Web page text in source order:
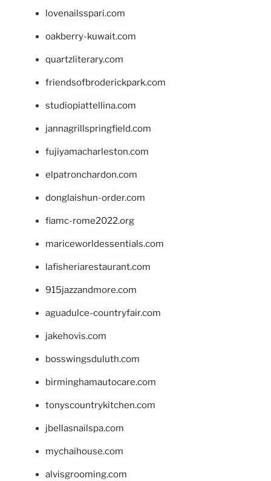
lovenailsspari.com
oakberry-kuwait.com
quartzliterary.com
friendsofbroderickpark.com
studiopiattellina.com
jannagrillspringfield.com
fujiyamacharleston.com
elpatronchardon.com
donglaishun-order.com
fiamc-rome2022.org
mariceworldessentials.com
lafisheriarestaurant.com
915jazzandmore.com
aguadulce-countryfair.com
jakehovis.com
bosswingsduluth.com
birminghamautocare.com
tonyscountrykitchen.com
jbellasnailspa.com
mychaihouse.com
alvisgrooming.com